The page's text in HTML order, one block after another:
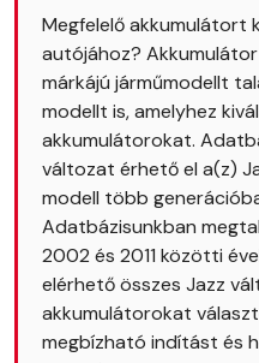
Megfelelő akkumulátort
autójához?
márkájú járműmodellt
modellt is, amelyhez
akkumulátorokat.
változat érhető el a(z)
modell több
Adatbázisunkban
2002 és 2011 közötti
elérhető összes Jazz
akkumulátorokat
megbízható indítást és